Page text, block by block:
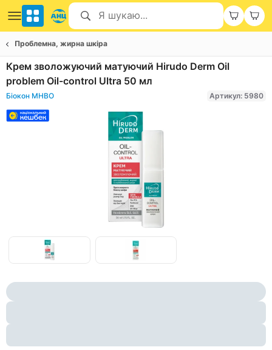
Проблемна, жирна шкіра
Крем зволожуючий матуючий Hirudo Derm Oil
problem Oil-control Ultra 50 мл
Біокон МНВО Артикул: 5980
Item
of
1
of